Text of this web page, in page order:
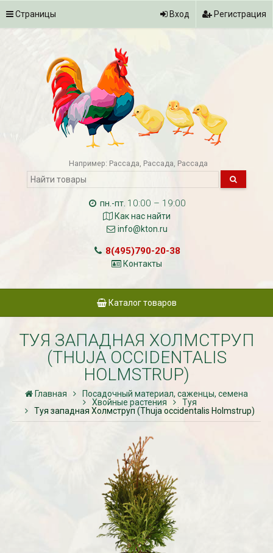
Страницы Вход Регистрация
Например: Рассада Рассада Рассада
пн.-пт. 10:00 – 19:00
Как нас найти
info@kton.ru
8(495)790-20-38
Контакты
Каталог товаров
ТУЯ ЗАПАДНАЯ ХОЛМСТРУП
(THUJA OCCIDENTALIS
HOLMSTRUP)
Главная
Посадочный материал, саженцы, семена
Хвойные растения
Туя
Туя западная Холмструп (Thuja occidentalis Holmstrup)